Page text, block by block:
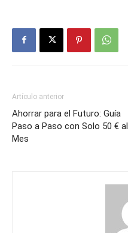
Artículo anterior
Ahorrar para el Futuro: Guía
Paso a Paso con Solo 50 € al
Mes